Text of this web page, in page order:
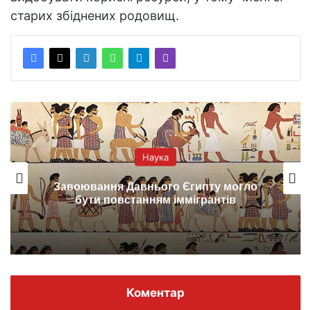
старих збіднених родовищ.
Наука
Завоювання Давнього Єгипту могло
бути повстанням іммігрантів
Коментар